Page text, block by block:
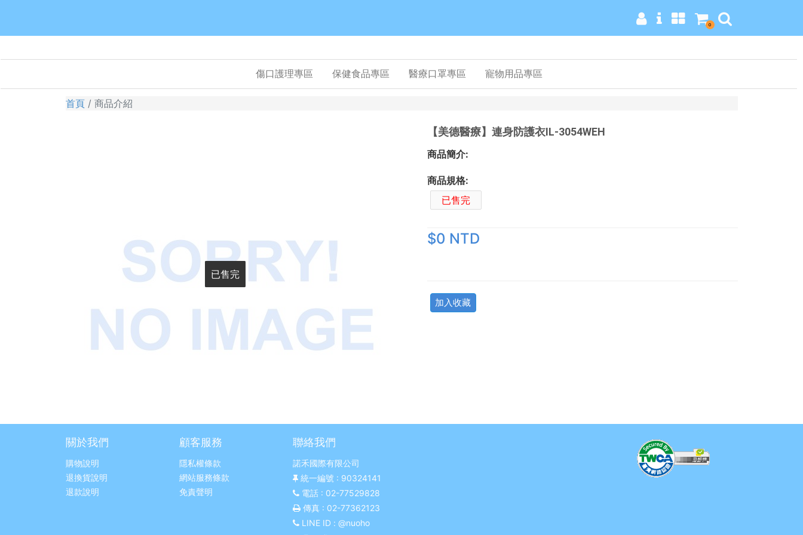
0
傷口護理專區 保健食品專區 醫療口罩專區 寵物用品專區
首頁 商品介紹
已售完
已售完
【美德醫療】連身防護衣IL-3054WEH
商品簡介:
商品規格:
已售完
$0 NTD
加入收藏
關於我們
購物說明
退換貨說明
退款說明
顧客服務
隱私權條款
網站服務條款
免責聲明
聯絡我們
諾禾國際有限公司
統一編號 : 90324141
電話: 02-77529828
傳真: 02-77362123
LINE ID : @nuoho